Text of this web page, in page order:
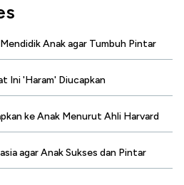
Anak agar Tumbuh Pintar
Ini 'Haram' Diucapkan
ke Anak Menurut Ahli Harvard
agar Anak Sukses dan Pintar